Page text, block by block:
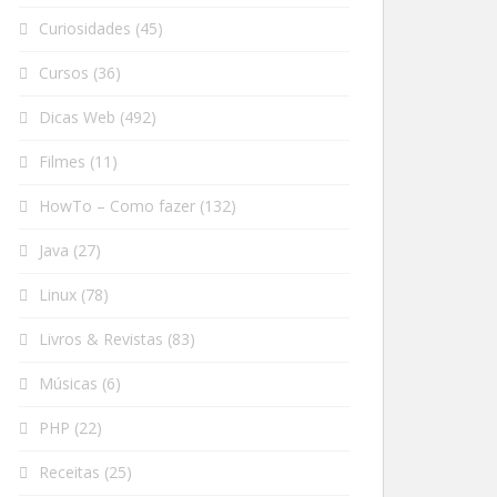
Curiosidades (45)
Cursos (36)
Dicas Web (492)
Filmes (11)
HowTo – Como fazer (132)
Java (27)
Linux (78)
Livros & Revistas (83)
Músicas (6)
PHP (22)
Receitas (25)